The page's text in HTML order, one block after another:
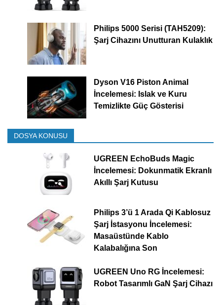
Philips 5000 Serisi (TAH5209):
Şarj Cihazını Unutturan Kulaklık
Dyson V16 Piston Animal
İncelemesi: Islak ve Kuru
Temizlikte Güç Gösterisi
DOSYA KONUSU
UGREEN EchoBuds Magic
İncelemesi: Dokunmatik Ekranlı
Akıllı Şarj Kutusu
Philips 3’ü 1 Arada Qi Kablosuz
Şarj İstasyonu İncelemesi:
Masaüstünde Kablo
Kalabalığına Son
UGREEN Uno RG İncelemesi:
Robot Tasarımlı GaN Şarj Cihazı